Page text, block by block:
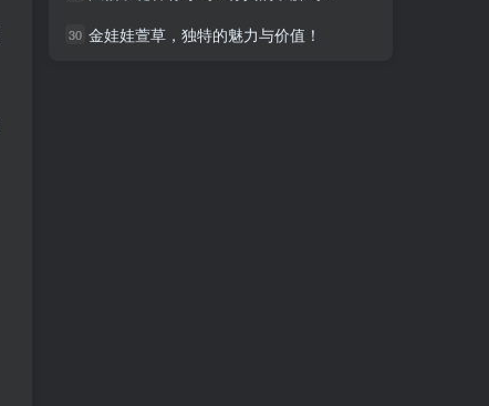
30 金娃娃萱草，独特的魅力与价值！
30 金娃娃萱草，独特的魅力与价值！